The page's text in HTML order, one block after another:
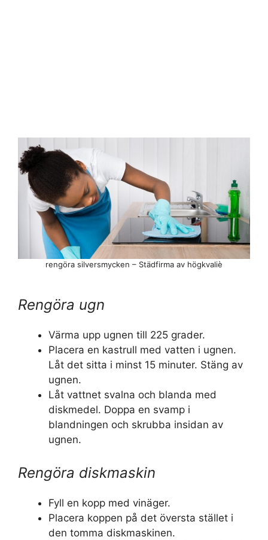
Rengöra ugn
Värma upp ugnen till 225 grader.
Placera en kastrull med vatten i ugnen.
Låt det sitta i minst 15 minuter. Stäng av
ugnen.
Låt vattnet svalna och blanda med
diskmedel. Doppa en svamp i
blandningen och skrubba insidan av
ugnen.
Rengöra diskmaskin
Fyll en kopp med vinäger.
Placera koppen på det översta stället i
den tomma diskmaskinen.
rengöra silversmycken – Städfirma av högkvaliè